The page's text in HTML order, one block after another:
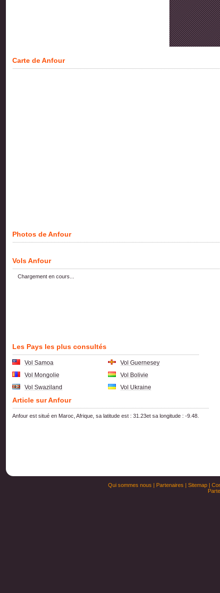
Carte de Anfour
Photos de Anfour
Vols Anfour
Chargement en cours...
Les Pays les plus consultés
Vol Samoa
Vol Guernesey
Vol Mongolie
Vol Bolivie
Vol Swaziland
Vol Ukraine
Article sur Anfour
Anfour est situé en Maroc, Afrique, sa latitude est : 31.23et sa longitude : -9.48.
Qui sommes nous | Partenaires | Sitemap|